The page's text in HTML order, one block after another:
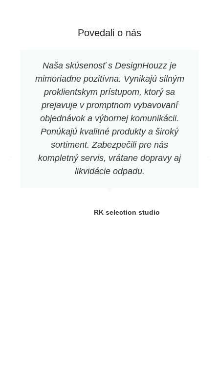
Povedali o nás
Naša skúsenosť s DesignHouzz je
mimoriadne pozitívna. Vynikajú silným
proklientskym prístupom, ktorý sa
prejavuje v promptnom vybavovaní
objednávok a výbornej komunikácii.
Ponúkajú kvalitné produkty a široký
sortiment. Zabezpečili pre nás
kompletný servis, vrátane dopravy aj
likvidácie odpadu.
RK selection studio